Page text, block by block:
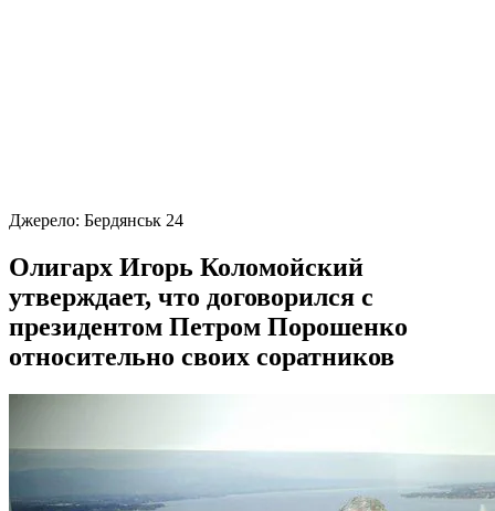
Джерело: Бердянськ 24
Олигарх Игорь Коломойский
утверждает, что договорился с
президентом Петром Порошенко
относительно своих соратников